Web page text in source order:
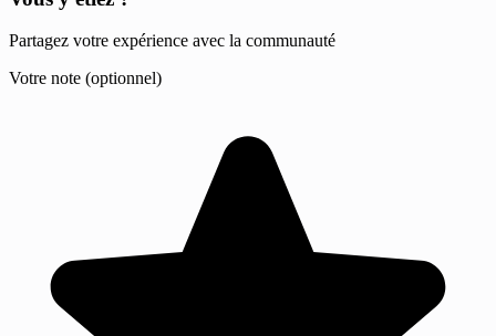
Partagez votre expérience avec la communauté
Votre note (optionnel)